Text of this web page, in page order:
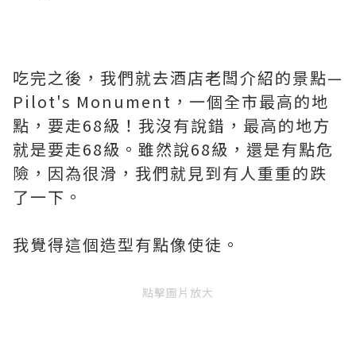
吃完之後，我們就去酒店老闆介紹的景點—
Pilot's Monument，一個全市最高的地
點，要走68級！我沒有說錯，最高的地方
就是要走68級。雖然說68級，還是有點危
險，因為很滑，我們就見到有人重重的跌
了一下。
我覺得這個造型有點像使徒。
點擊圖片放大